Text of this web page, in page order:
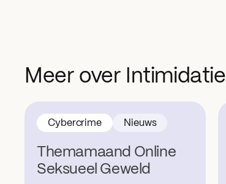
Meer over Intimidatie
Themamaand Online
Seksueel Geweld
Cybercrime Nieuws